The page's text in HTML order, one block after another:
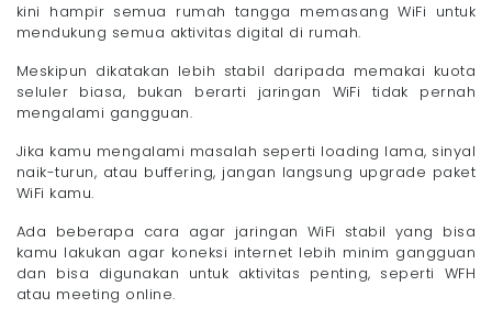
- 2. Terlalu Banyak Perangkat Tersambung
- 4. Masalah Pada Perangkat WiFi
- 5. Gangguan dari Pihak Provider
- 1. Pindahkan Router ke Posisi yang Lebih Terbuka
- 2. Ganti ke 5 GHz Jika Ruangan Tidak Terlalu Luas
- 4. Restart Router Secara Berkala
- 5. Periksa Kabel dan Port
- 6. Ubah Channel WiFi di Jam Ramai
kini hampir semua rumah tangga memasang WiFi untuk
mendukung semua aktivitas digital di rumah.
Meskipun dikatakan lebih stabil daripada memakai kuota
seluler biasa, bukan berarti jaringan WiFi tidak pernah
mengalami gangguan.
Jika kamu mengalami masalah seperti loading lama, sinyal
naik-turun, atau buffering, jangan langsung upgrade paket
WiFi kamu.
Ada beberapa cara agar jaringan WiFi stabil yang bisa
kamu lakukan agar koneksi internet lebih minim gangguan
dan bisa digunakan untuk aktivitas penting, seperti WFH
atau meeting online.